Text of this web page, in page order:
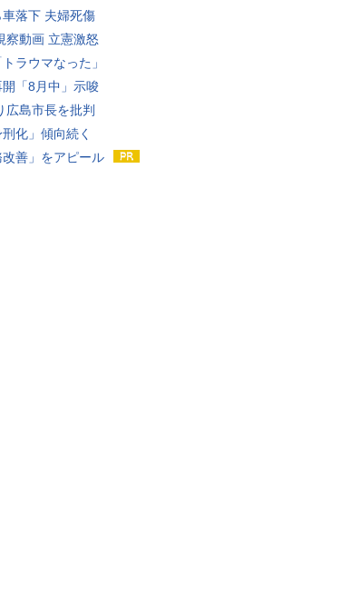
落下 夫婦死傷
察動画 立憲激怒
ラウマなった」
「8月中」示唆
広島市長を批判
化」傾向続く
善」をアピール